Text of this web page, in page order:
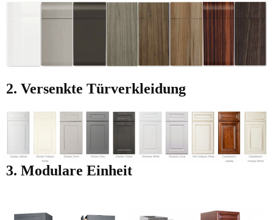
2. Versenkte Türverkleidung
3. Modulare Einheit